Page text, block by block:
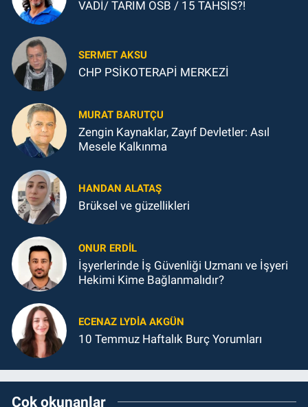
VADİ/ TARIM OSB / 15 TAHSİS?!
SERMET AKSU
CHP PSİKOTERAPİ MERKEZİ
MURAT BARUTÇU
Zengin Kaynaklar, Zayıf Devletler: Asıl
Mesele Kalkınma
HANDAN ALATAŞ
Brüksel ve güzellikleri
ONUR ERDIL
İşyerlerinde İş Güvenliği Uzmanı ve İşyeri
Hekimi Kime Bağlanmalıdır?
ECENAZ LYDIA AKGÜN
10 Temmuz Haftalık Burç Yorumları
Çok okunanlar